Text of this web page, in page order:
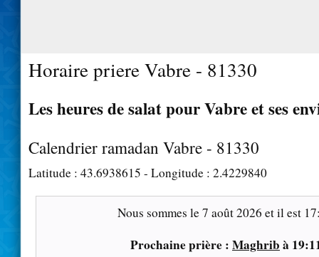
Horaire priere Vabre - 81330
Les heures de salat pour Vabre et ses
Calendrier ramadan Vabre - 81330
Latitude : 43.6938615 - Longitude : 2.4229840
Nous sommes le7 août 2026 et il est
Prochaine prière : Maghrib à